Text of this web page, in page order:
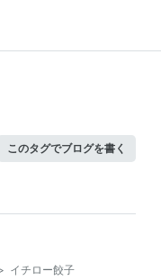
このタグでブログを書く
イチロー餃子